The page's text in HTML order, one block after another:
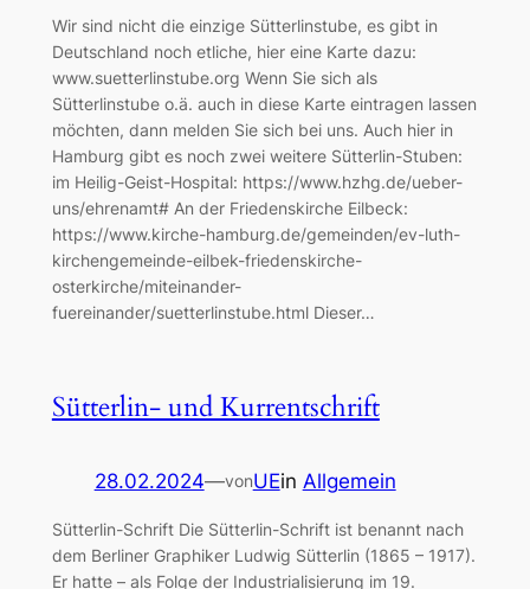
Wir sind nicht die einzige Sütterlinstube, es gibt in
Deutschland noch etliche, hier eine Karte dazu:
www.suetterlinstube.org Wenn Sie sich als
Sütterlinstube o.ä. auch in diese Karte eintragen lassen
möchten, dann melden Sie sich bei uns. Auch hier in
Hamburg gibt es noch zwei weitere Sütterlin-Stuben:
im Heilig-Geist-Hospital: https://www.hzhg.de/ueber-
uns/ehrenamt# An der Friedenskirche Eilbeck:
https://www.kirche-hamburg.de/gemeinden/ev-luth-
kirchengemeinde-eilbek-friedenskirche-
osterkirche/miteinander-
fuereinander/suetterlinstube.html Dieser…
Sütterlin- und Kurrentschrift
28.02.2024—vonUEin Allgemein
Sütterlin-Schrift Die Sütterlin-Schrift ist benannt nach
dem Berliner Graphiker Ludwig Sütterlin (1865 – 1917).
Er hatte – als Folge der Industrialisierung im 19.